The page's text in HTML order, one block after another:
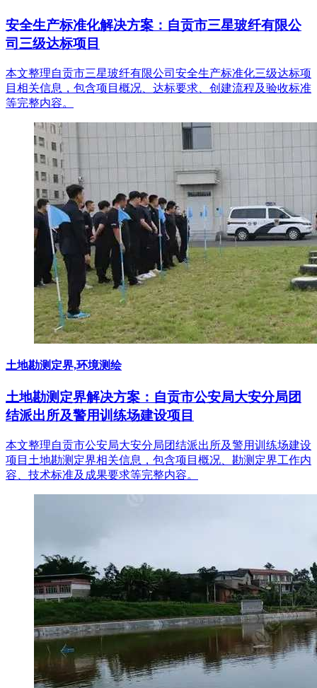
安全生产标准化解决方案：自贡市三星玻纤有限公
司三级达标项目
本文整理自贡市三星玻纤有限公司安全生产标准化三级达标项
目相关信息，包含项目概况、达标要求、创建流程及验收标准
等完整内容。
土地勘测定界,环境测绘
土地勘测定界解决方案：自贡市公安局大安分局团
结派出所及警用训练场建设项目
本文整理自贡市公安局大安分局团结派出所及警用训练场建设
项目土地勘测定界相关信息，包含项目概况、勘测定界工作内
容、技术标准及成果要求等完整内容。